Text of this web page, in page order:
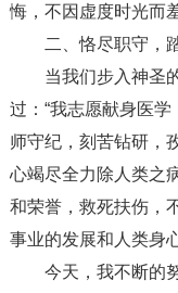
悔，不因虚度时光而
二、恪尽职守，
当我们步入神圣
过：“我志愿献身医
师守纪，刻苦钻研，
心竭尽全力除人类之
和荣誉，救死扶伤，
事业的发展和人类身
今天，我不断的